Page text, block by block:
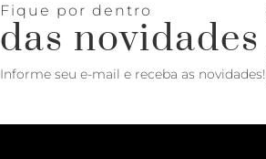
Fique por dentro
das novidades
Informe seu e-mail e receba as novidades!